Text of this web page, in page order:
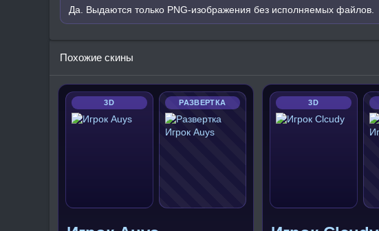
Да. Выдаются только PNG-изображения без исполняемых файлов.
Похожие скины
3D РАЗВЕРТКА 3D